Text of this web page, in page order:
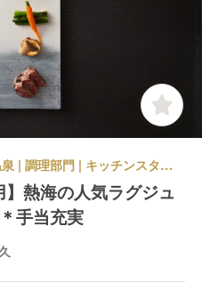
ラグジュアリーホテル, 旅館・温泉 | 調理部門 | キッチンスタッフ | 佳ら久 熱海・伊豆山 佳ら久
】熱海の人気ラグジュ
手当充実